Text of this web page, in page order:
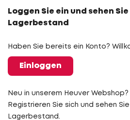
Loggen Sie ein und sehen
Lagerbestand
Haben Sie bereits ein Konto?
Einloggen
Neu in unserem Heuver Webshop?
Registrieren Sie sich und sehen
Lagerbestand.